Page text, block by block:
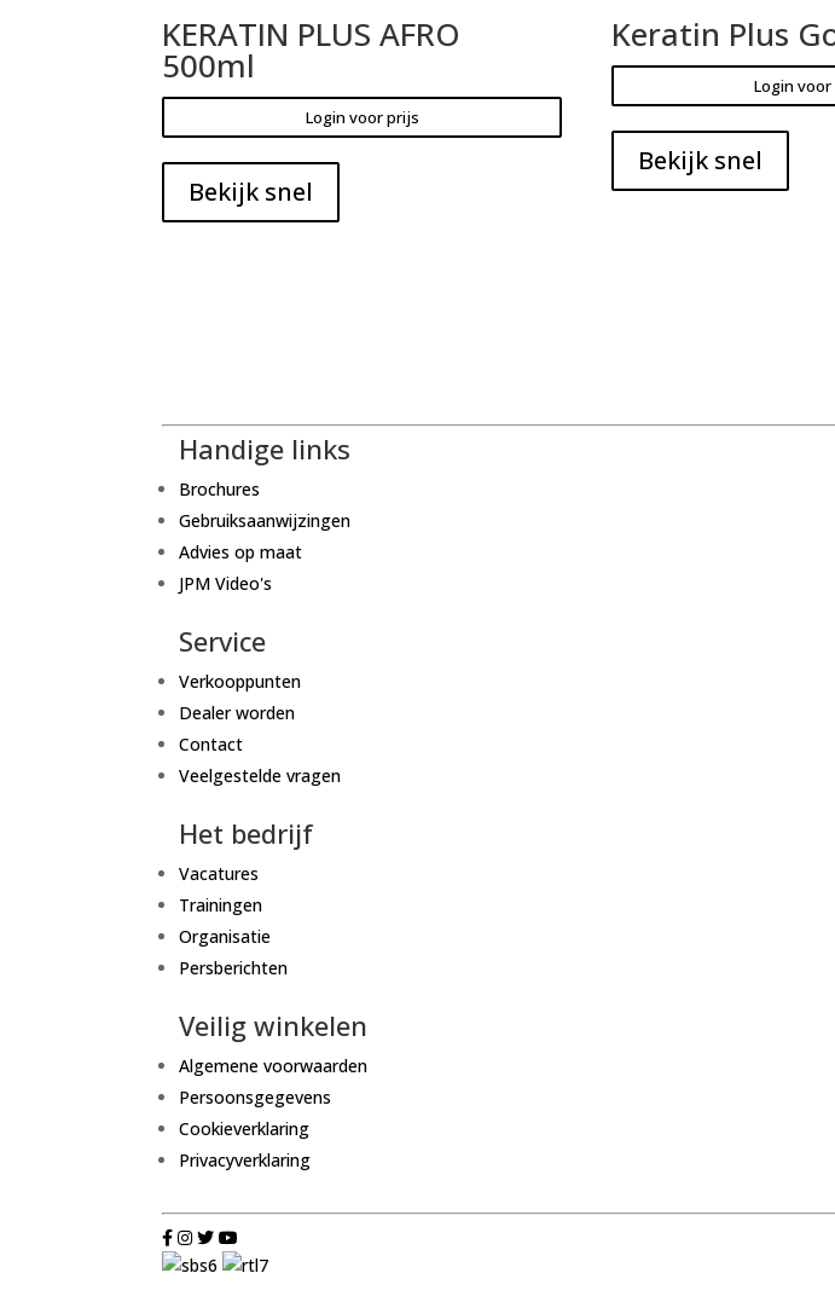
KERATIN PLUS AFRO
500ml
Login voor prijs
Bekijk snel
Keratin Plus
Login
Bekijk snel
Handige links
Brochures
Gebruiksaanwijzingen
Advies op maat
JPM Video's
Service
Verkooppunten
Dealer worden
Contact
Veelgestelde vragen
Het bedrijf
Vacatures
Trainingen
Organisatie
Persberichten
Veilig winkelen
Algemene voorwaarden
Persoonsgegevens
Cookieverklaring
Privacyverklaring